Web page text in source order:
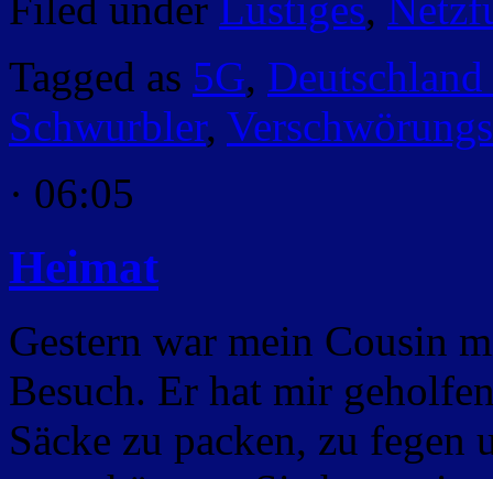
Tagged as 5G,
Schwurbler,
· 06:05
Heimat
Gestern war mein Cousin
Besuch. Er hat mir
Säcke zu packen, zu fegen